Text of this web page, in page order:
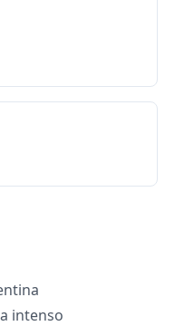
intenso